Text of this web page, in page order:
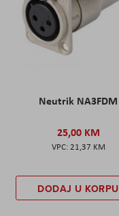
Neutrik NA3FDM
25,00 KM
21,37 KM
DODAJ U KORPU